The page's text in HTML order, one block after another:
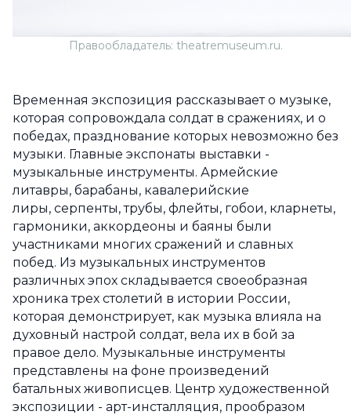
Правообладатель: theatremuseum.ru.
Временная экспозиция рассказывает о музыке,
которая сопровождала солдат в сражениях, и о
победах, празднование которых невозможно без
музыки. Главные экспонаты выставки -
музыкальные инструменты. Армейские
литавры, барабаны, кавалерийские
лиры, серпенты, трубы, флейты, гобои, кларнеты,
гармоники, аккордеоны и баяны были
участниками многих сражений и славных
побед. Из музыкальных инструментов
различных эпох складывается своеобразная
хроника трех столетий в истории России,
которая демонстрирует, как музыка влияла на
духовный настрой солдат, вела их в бой за
правое дело. Музыкальные инструменты
представлены на фоне произведений
батальных живописцев. Центр художественной
экспозиции - арт-инсталляция, прообразом